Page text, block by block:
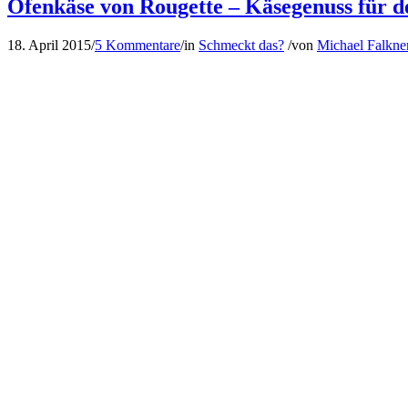
Ofenkäse von Rougette – Käsegenuss für
18. April 2015/5 Kommentare/in Schmeckt das? /von Michael